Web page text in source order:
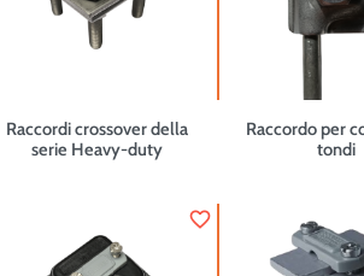
Raccordi crossover della
serie Heavy-duty
Raccordo per
tondi
favorite_border